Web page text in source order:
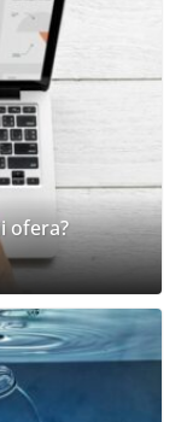
ofera?